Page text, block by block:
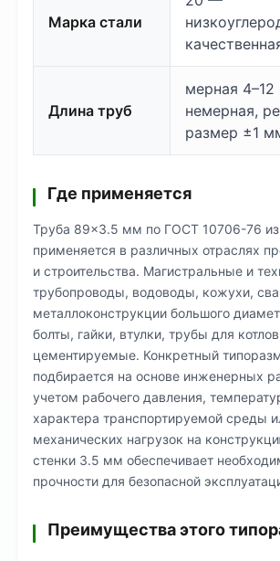
Марка стали
Длина труб
мерная 4–12
немерная,
размер ±1
Где применяется
Труба 89×3.5 мм по ГОСТ 10706-76 из
применяется в различных отраслях
и строительства. Магистральные и
трубопроводы, водоводы, кожухи,
металлоконструкции большого
болты, гайки, втулки, трубы для
цементируемые. Конкретный
подбирается на основе инженерных
учетом рабочего давления,
характера транспортируемой среды
механических нагрузок на
стенки 3.5 мм обеспечивает
прочности для безопасной
Преимущества этого